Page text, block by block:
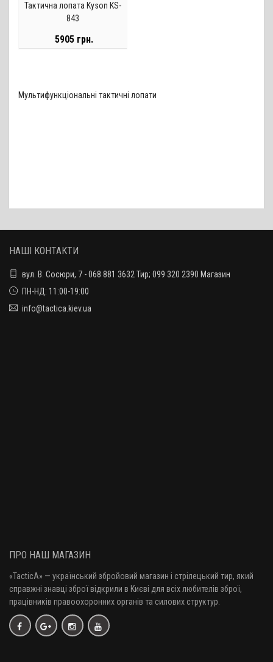
Тактична лопата Kyson KS-
843
5905 грн.
Мультифункціональні тактичні лопати
НАШІ КОНТАКТИ
вул. В. Сосюри, 7 - 068 881 3632 Тир; 099 320 2390 Магазин
ПН-НД: 11:00-19:00
info@tactica.kiev.ua
ПРО НАШ МАГАЗИН
«TacticA» — український збройовий магазин і стрілецький тир, який
справжні знавці зброї відкрили в Києві для всіх любителів зброї,
працівників правоохоронних органів та силових структур.